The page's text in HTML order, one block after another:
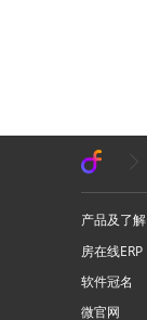
产品及了解
房在线ERP
软件冠名
微官网